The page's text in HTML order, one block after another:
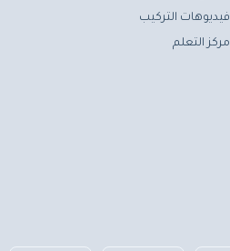
فيديوهات التركيب
مركز التعلم